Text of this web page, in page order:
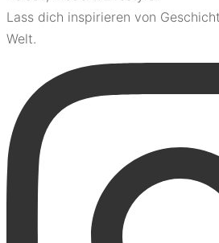
Lass dich inspirieren von
Welt.